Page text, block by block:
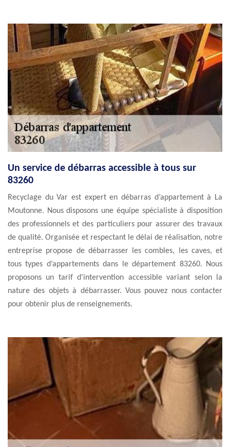
Un service de débarras accessible à tous sur
83260
Recyclage du Var est expert en débarras d’appartement à La
Moutonne. Nous disposons une équipe spécialiste à disposition
des professionnels et des particuliers pour assurer des travaux
de qualité. Organisée et respectant le délai de réalisation, notre
entreprise propose de débarrasser les combles, les caves, et
tous types d’appartements dans le département 83260. Nous
proposons un tarif d’intervention accessible variant selon la
nature des objets à débarrasser. Vous pouvez nous contacter
pour obtenir plus de renseignements.